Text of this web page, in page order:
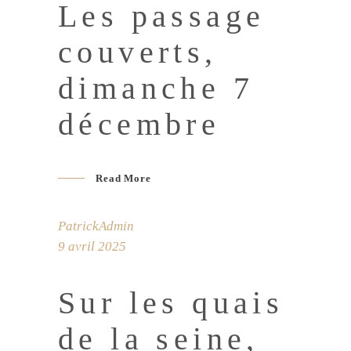
Les passage
couverts,
dimanche 7
décembre
Read More
PatrickAdmin
9 avril 2025
Sur les quais
de la seine,